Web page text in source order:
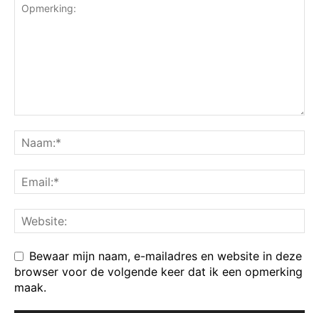
Bewaar mijn naam, e-mailadres en website in deze
browser voor de volgende keer dat ik een opmerking
maak.